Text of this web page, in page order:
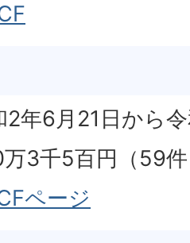
2年6月21日から
3千5百円（59
ページ